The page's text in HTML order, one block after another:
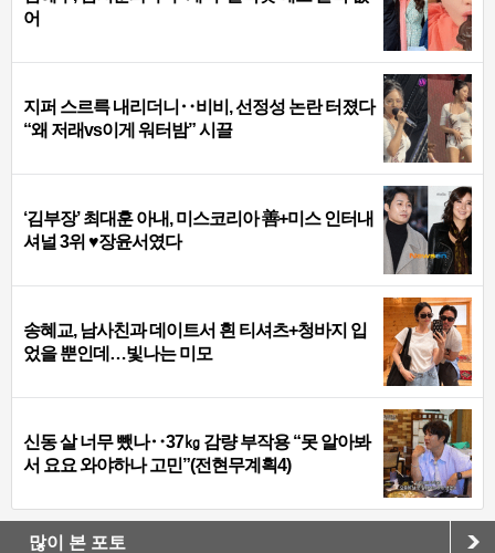
어
지퍼 스르륵 내리더니‥비비, 선정성 논란 터졌다
“왜 저래vs이게 워터밤” 시끌
‘김부장’ 최대훈 아내, 미스코리아 善+미스 인터내
셔널 3위 ♥장윤서였다
송혜교, 남사친과 데이트서 흰 티셔츠+청바지 입
었을 뿐인데…빛나는 미모
신동 살 너무 뺐나‥37㎏ 감량 부작용 “못 알아봐
서 요요 와야하나 고민”(전현무계획4)
많이 본 포토